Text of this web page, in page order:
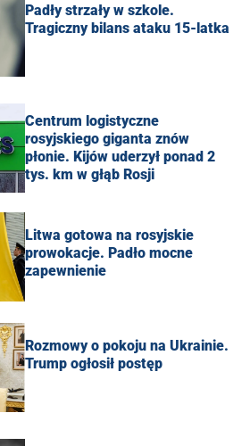
Padły strzały w szkole.
Tragiczny bilans ataku 15-latka
Centrum logistyczne
rosyjskiego giganta znów
płonie. Kijów uderzył ponad 2
tys. km w głąb Rosji
Litwa gotowa na rosyjskie
prowokacje. Padło mocne
zapewnienie
Rozmowy o pokoju na Ukrainie.
Trump ogłosił postęp